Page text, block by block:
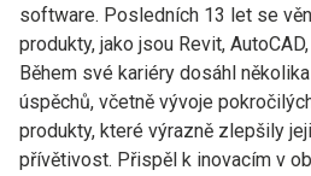
software. Posledních 13 let se
produkty, jako jsou Revit,
Během své kariéry dosáhl
úspěchů, včetně vývoje
produkty, které výrazně zlepšily
přívětivost. Přispěl k inovacím v